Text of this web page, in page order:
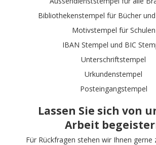
Bibliothekenstempel für Bücher
Motivstempel für Schulen
IBAN Stempel und BIC
Unterschriftstempel
Urkundenstempel
Posteingangstempel
Lassen Sie sich von
Arbeit
Für Rückfragen stehen wir Ihnen gerne